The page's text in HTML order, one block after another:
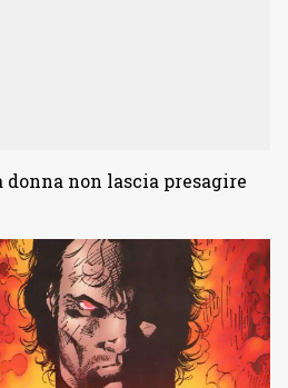
donna non lascia presagire